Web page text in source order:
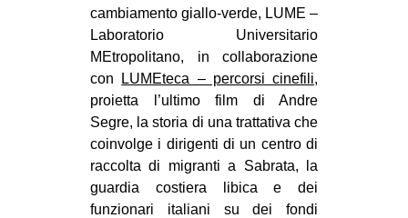
MIGRAZIONI
REPRESSIONE
STUDENTI
CULTURE
ARTE
CINEMA
cambiamento giallo-verde, LUME –
Laboratorio Universitario
MEtropolitano, in collaborazione
con
LUMEteca – percorsi cinefili,
proietta l’ultimo film di Andre
Segre, la storia di una trattativa che
coinvolge i dirigenti di un centro di
raccolta di migranti a Sabrata, la
guardia costiera libica e dei
funzionari italiani su dei fondi